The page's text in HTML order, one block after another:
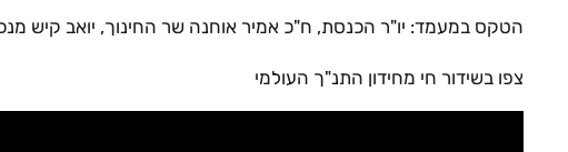
הטקס במעמד: יו"ר הכנסת, ח"כ אמיר אוחנה שר החינוך, יואב קיש
צפו בשידור חי מחידון התנ"ך העולמי